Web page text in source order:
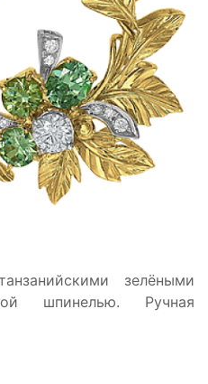
зелёными
шпинелью. Ручная